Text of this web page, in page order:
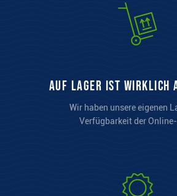
auf Lager ist wirklich
Wir haben unsere eigenen
Verfügbarkeit der